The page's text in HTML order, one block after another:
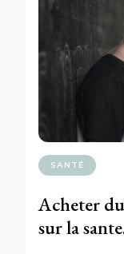
SANTÉ
Acheter
sur la